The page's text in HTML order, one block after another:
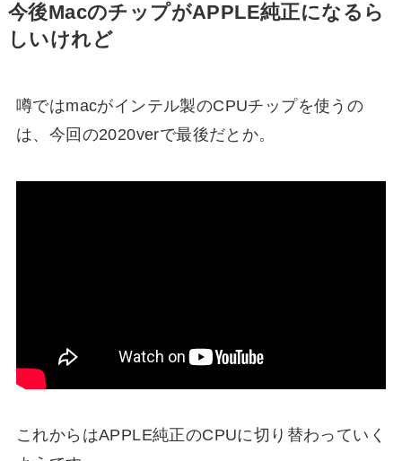
今後MacのチップがAPPLE純正になるら
しいけれど
噂ではmacがインテル製のCPUチップを使うの
は、今回の2020verで最後だとか。
これからはAPPLE純正のCPUに切り替わっていく